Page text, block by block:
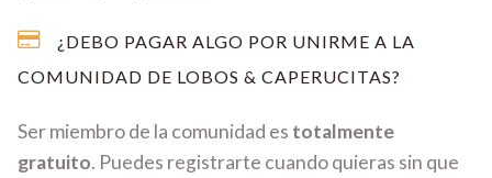
¿DEBO PAGAR ALGO POR UNIRME A LA
COMUNIDAD DE LOBOS & CAPERUCITAS?
Ser miembro de la comunidad es totalmente
gratuito. Puedes registrarte cuando quieras sin que